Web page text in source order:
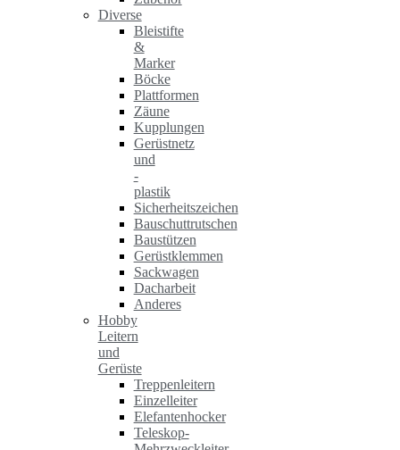
Diverse
Bleistifte
&
Marker
Böcke
Plattformen
Zäune
Kupplungen
Gerüstnetz
und
-
plastik
Sicherheitszeichen
Bauschuttrutschen
Baustützen
Gerüstklemmen
Sackwagen
Dacharbeit
Anderes
Hobby
Leitern
und
Gerüste
Treppenleitern
Einzelleiter
Elefantenhocker
Teleskop-